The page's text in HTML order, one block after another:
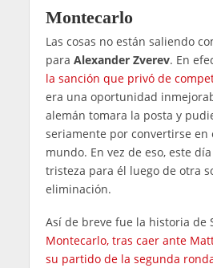
Montecarlo
Las cosas no están saliendo
para Alexander Zverev. En
la sanción que privó de
era una oportunidad
alemán tomara la posta y
seriamente por convertirse en
mundo. En vez de eso, este
tristeza para él luego de otra
eliminación.
Así de breve fue la historia de
Montecarlo, tras caer ante
su partido de la segunda